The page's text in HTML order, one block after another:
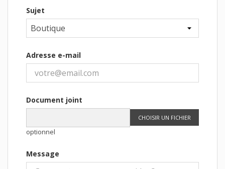
Sujet
Adresse e-mail
Document joint
CHOISIR UN FICHIER
optionnel
Message